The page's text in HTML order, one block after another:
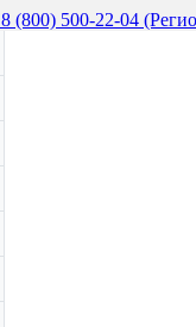
8 (800) 500-22-04